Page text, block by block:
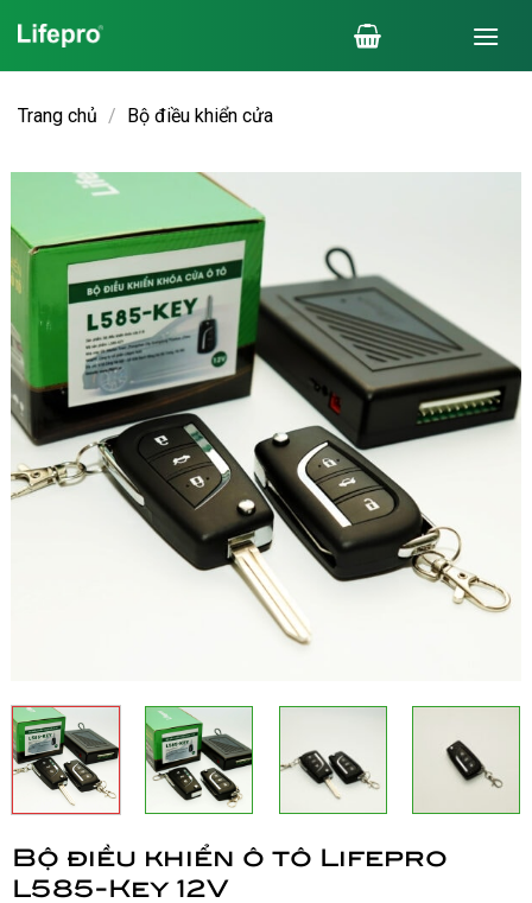
đến
nội
dung
Trang chủ / Bộ điều khiển cửa
Bộ điều khiển ô tô Lifepro
L585-Key 12V